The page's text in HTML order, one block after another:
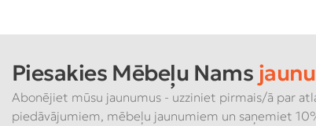
Piesakies Mēbeļu Nams
Abonējiet mūsu jaunumus - uzziniet pirmais/ā par
piedāvājumiem, mēbeļu jaunumiem un saņemiet